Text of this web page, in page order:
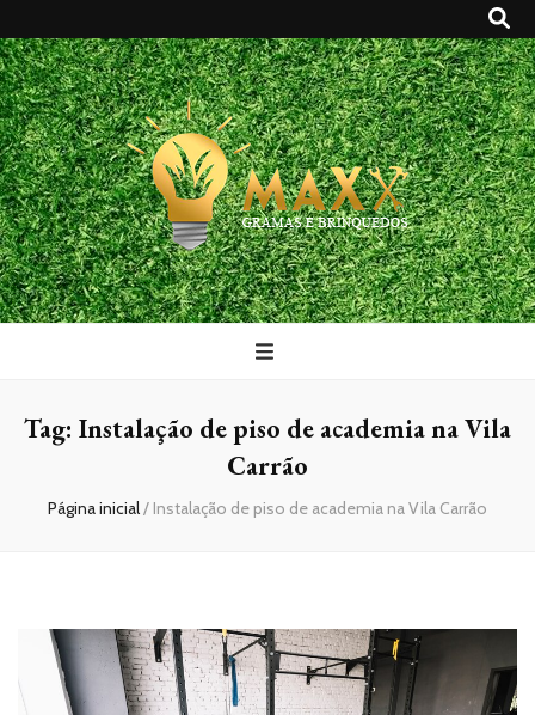
Maxx Gramas
Blog
Tag: Instalação de piso de academia na Vila
Carrão
Página inicial/ Instalação de piso de academia na Vila Carrão